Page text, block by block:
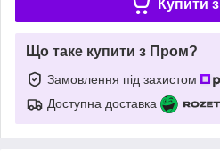
Купити з
Що таке купити з Пром?
Замовлення під захистом
Доступна доставка